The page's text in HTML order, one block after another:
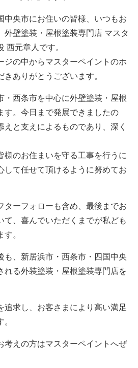
中央市にお住いの皆様、いつもお
外壁塗装・屋根塗装専門店 マスタ
西元章人です。
ジの中からマスターペイントのホ
ありがとうございます。
・西条市を中心に外壁塗装・屋根
す。今日まで発展できましたの
えと支えによるものであり、深く
様のお住まいを守る工事を行うに
して任せて頂けるように努めてお
ターフォローも含め、最後までお
て、喜んでいただくまでが私ども
。
も、新居浜市・西条市・四国中央
れる外装塗装・屋根塗装専門店を
追求し、お客さまにより高い満足
考えの方はマスターペイントへぜ